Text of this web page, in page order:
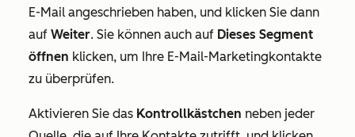
E-Mail angeschrieben haben, und klicken Sie dann
auf Weiter. Sie können auch auf Dieses Segment
öffnen klicken, um Ihre E-Mail-Marketingkontakte
zu überprüfen.
Aktivieren Sie das Kontrollkästchen neben jeder